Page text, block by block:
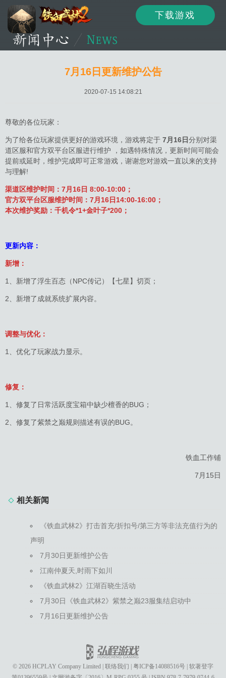
下载游戏
7月16日更新维护公告
2020-07-15 14:08:21
尊敬的各位玩家：
为了给各位玩家提供更好的游戏环境，游戏将定于 7月16日分别对渠
道区服和官方双平台区服进行维护 ，如遇特殊情况，更新时间可能会
提前或延时，维护完成即可正常游戏，谢谢您对游戏一直以来的支持
与理解!
渠道区维护时间：7月16日 8:00-10:00；
官方双平台区服维护时间：7月16日14:00-16:00；
本次维护奖励：千机令*1+金叶子*200；
更新内容：
新增：
1、新增了浮生百态（NPC传记）【七星】切页；
2、新增了成就系统扩展内容。
调整与优化：
1、优化了玩家战力显示。
修复：
1、修复了日常活跃度宝箱中缺少檀香的BUG；
2、修复了紫禁之巅规则描述有误的BUG。
铁血工作铺
7月15日
相关新闻
《铁血武林2》打击首充/折扣号/第三方等非法充值行为的
声明
7月30日更新维护公告
江南仲夏天,时雨下如川
《铁血武林2》江湖百晓生活动
7月30日《铁血武林2》紫禁之巅23服集结启动中
7月16日更新维护公告
© 2026 HCPLAY Company Limited 联络我们 粤ICP备14088516号 软著登字
资讯
论坛 下载 客服